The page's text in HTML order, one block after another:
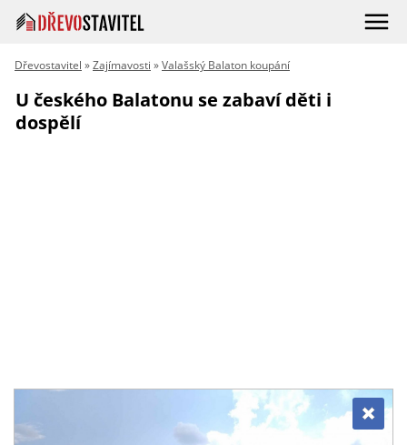
Dřevostavitel »Zajímavosti »Valašský Balaton koupání
U českého Balatonu se zabaví děti i
dospělí